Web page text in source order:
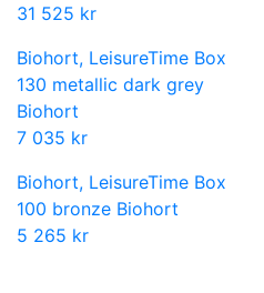
31 525 kr
Biohort, LeisureTime Box
130 metallic dark grey
Biohort
7 035 kr
Biohort, LeisureTime Box
100 bronze Biohort
5 265 kr